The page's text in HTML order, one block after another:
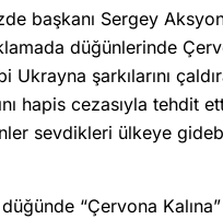
başkanı Sergey
düğünlerinde
Ukrayna şarkılarını
hapis cezasıyla tehdit
sevdikleri ülkeye
“Çervona